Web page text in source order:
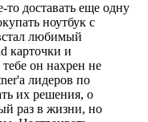
доставать еще одну
ноутбук с
любимый
карточки и
он нахрен не
лидеров по
их решения, о
раз в жизни, но